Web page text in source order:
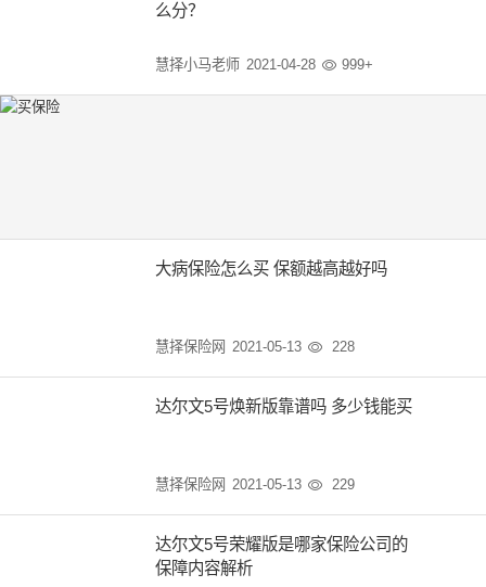
么分？
慧择小马老师 2021-04-28  999+
大病保险怎么买 保额越高越好吗
慧择保险网 2021-05-13  228
达尔文5号焕新版靠谱吗 多少钱能买
慧择保险网 2021-05-13  229
达尔文5号荣耀版是哪家保险公司的
保障内容解析